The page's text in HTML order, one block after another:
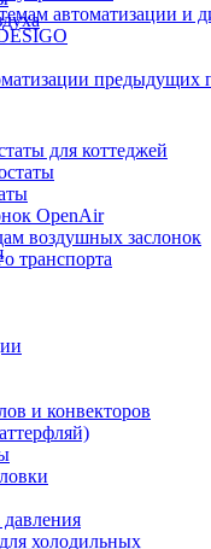
автоматизации и
для коттеджей
OpenAir
воздушных заслонок
транспорта
и конвекторов
давления
холодильных